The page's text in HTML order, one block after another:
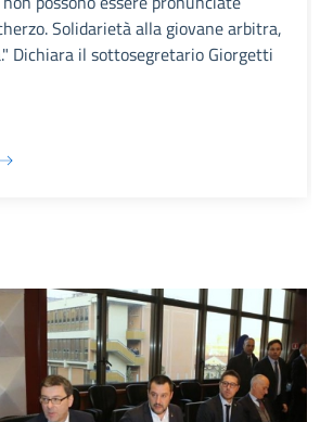
Solidarietà alla giovane arbitra,
Dichiara il sottosegretario Giorgetti